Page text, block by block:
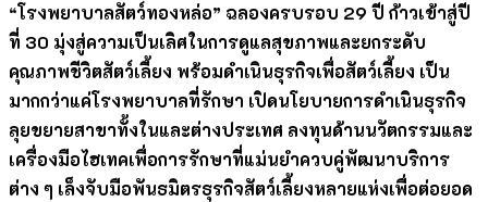
“โรงพยาบาลสัตว์ทองหล่อ” ฉลองครบรอบ 29 ปี ก้าวเข้าสู่ปี
ที่ 30 มุ่งสู่ความเป็นเลิศในการดูแลสุขภาพและยกระดับ
คุณภาพชีวิตสัตว์เลี้ยง พร้อมดำเนินธุรกิจเพื่อสัตว์เลี้ยง เป็น
มากกว่าแค่โรงพยาบาลที่รักษา เปิดนโยบายการดำเนินธุรกิจ
ลุยขยายสาขาทั้งในและต่างประเทศ ลงทุนด้านนวัตกรรมและ
เครื่องมือไฮเทคเพื่อการรักษาที่แม่นยำควบคู่พัฒนาบริการ
ต่าง ๆ เล็งจับมือพันธมิตรธุรกิจสัตว์เลี้ยงหลายแห่งเพื่อต่อยอด